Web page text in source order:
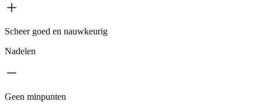
Scheer goed en nauwkeurig
Nadelen
Geen minpunten